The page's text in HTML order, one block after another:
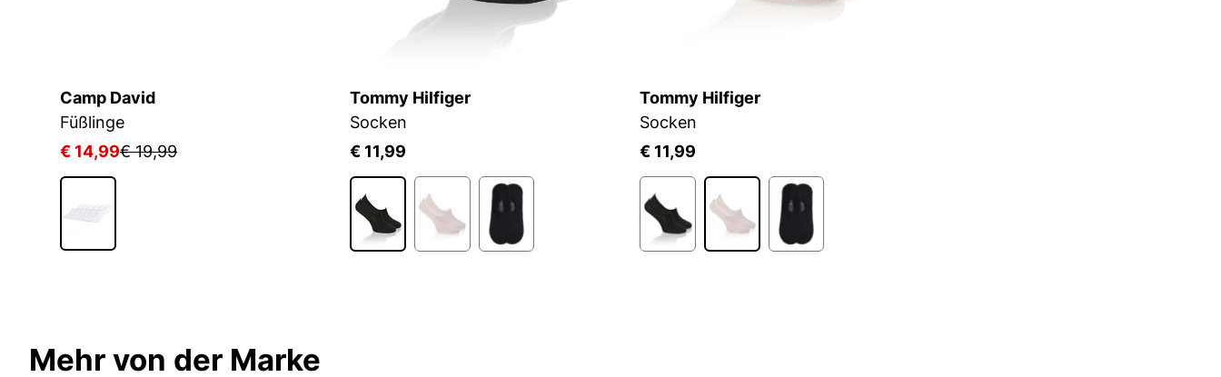
Camp David
Füßlinge
€ 14,99€ 19,99
Tommy Hilfiger
Socken
€ 11,99
Tommy Hilfiger
Socken
€ 11,99
Mehr von der Marke